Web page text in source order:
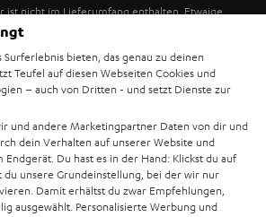
ist nicht im Lieferumfang enthalten. Etwaige
sind im Preis inbegriffen.
GmbH - All rights reserved.
bieten, das genau zu deinen
Teufel auf diesen Webseiten Cookies und
– auch von Dritten - und setzt Dienste zur
und andere Marketingpartner Daten von dir und
dein Verhalten auf unserer Website und
Du hast es in der Hand: Klickst du auf
du unsere Grundeinstellung, bei der wir nur
Damit erhältst du zwar Empfehlungen,
ausgewählt. Personalisierte Werbung und